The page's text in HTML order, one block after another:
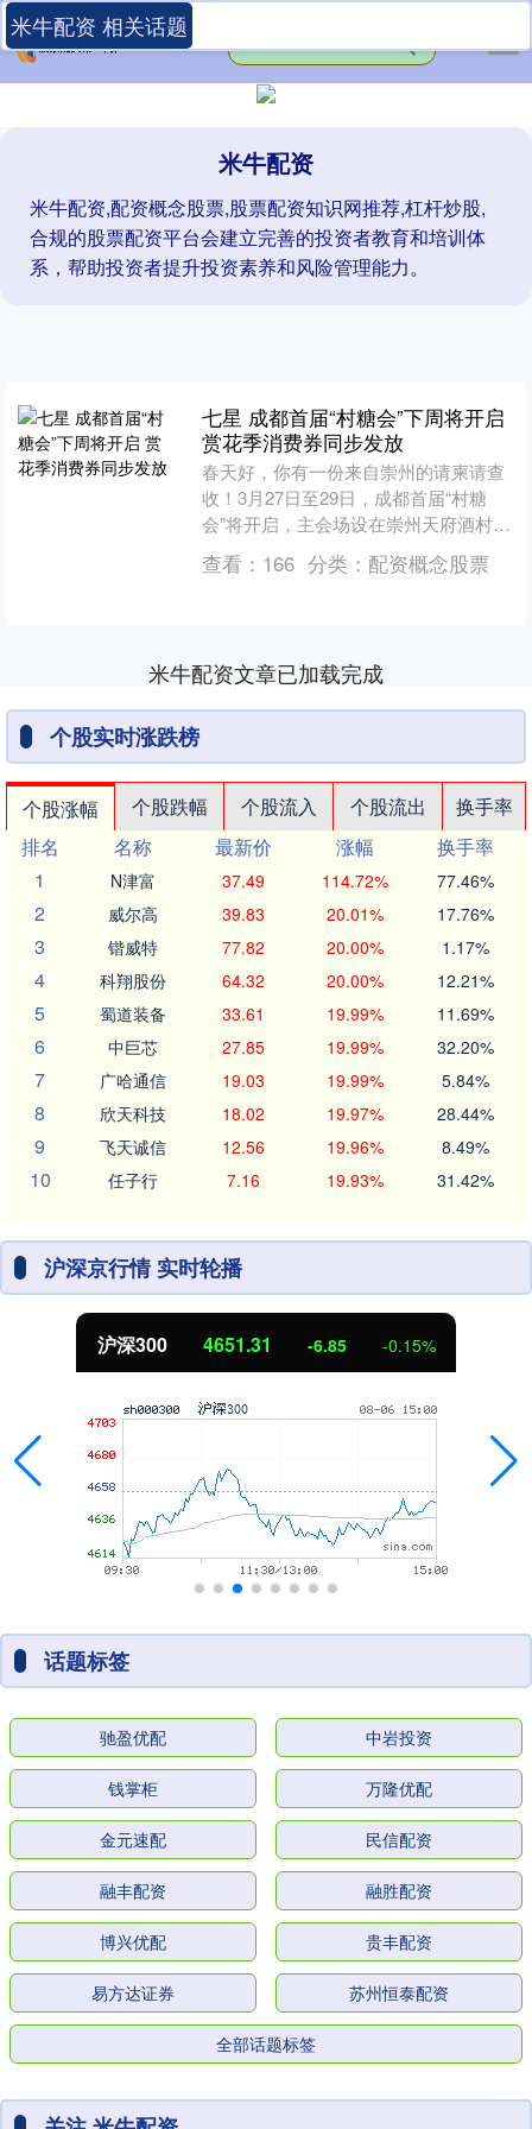
米牛配资
米牛配资,配资概念股票,股票配资知识网推荐,杠杆炒股,
合规的股票配资平台会建立完善的投资者教育和培训体
系，帮助投资者提升投资素养和风险管理能力。
米牛配资 相关话题
七星 成都首届“村糖会”下周将开启
赏花季消费券同步发放
春天好，你有一份来自崇州的请柬请查
收！3月27日至29日，成都首届“村糖
会”将开启，主会场设在崇州天府酒村
——隆兴镇梁景村，诚邀广大游客前来
赏春花、逛村糖会。3....
查看： 166 分类： 配资概念股票
米牛配资文章已加载完成
个股实时涨跌榜
个股涨幅 个股跌幅 个股流入 个股流出
换手率
排名
名称 最新价 涨幅
换手率
1
N津富 37.49 114.72% 77.46%
2 威尔高 39.83 20.01% 17.76%
3 锴威特 77.82 20.00% 1.17%
4 科翔股份 64.32 20.00% 12.21%
5 蜀道装备 33.61 19.99% 11.69%
6 中巨芯 27.85 19.99% 32.20%
7 广哈通信 19.03 19.99% 5.84%
8 欣天科技 18.02 19.97% 28.44%
9 飞天诚信 12.56 19.96% 8.49%
10 任子行 7.16 19.93% 31.42%
沪深京行情 实时轮播
沪深300 4651.31 -6.85 -0.15%
话题标签
驰盈优配 中岩投资
钱掌柜 万隆优配
金元速配 民信配资
融丰配资 融胜配资
博兴优配 贵丰配资
易方达证券 苏州恒泰配资
全部话题标签